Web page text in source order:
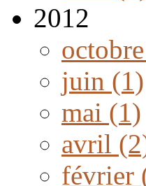
2012
juin (1)
mai (1)
avril
février